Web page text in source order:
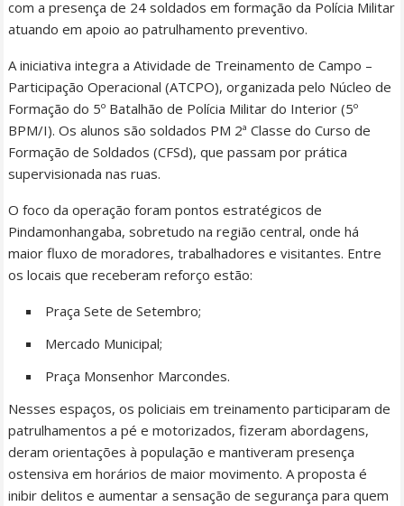
com a presença de 24 soldados em formação da Polícia Militar
atuando em apoio ao patrulhamento preventivo.
A iniciativa integra a Atividade de Treinamento de Campo –
Participação Operacional (ATCPO), organizada pelo Núcleo de
Formação do 5º Batalhão de Polícia Militar do Interior (5º
BPM/I). Os alunos são soldados PM 2ª Classe do Curso de
Formação de Soldados (CFSd), que passam por prática
supervisionada nas ruas.
O foco da operação foram pontos estratégicos de
Pindamonhangaba, sobretudo na região central, onde há
maior fluxo de moradores, trabalhadores e visitantes. Entre
os locais que receberam reforço estão:
Praça Sete de Setembro;
Mercado Municipal;
Praça Monsenhor Marcondes.
Nesses espaços, os policiais em treinamento participaram de
patrulhamentos a pé e motorizados, fizeram abordagens,
deram orientações à população e mantiveram presença
ostensiva em horários de maior movimento. A proposta é
inibir delitos e aumentar a sensação de segurança para quem